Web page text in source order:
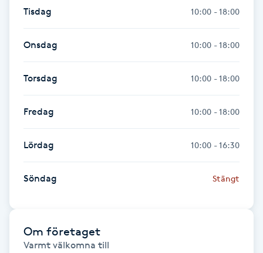
Hårborttagning
Hårbottenbehandling
Hårförlängning
Tisdag 10:00 - 18:00
Onsdag 10:00 - 18:00
Torsdag 10:00 - 18:00
Fredag 10:00 - 18:00
Lördag 10:00 - 16:30
Söndag Stängt
Om företaget
Varmt välkomna till